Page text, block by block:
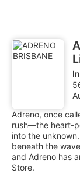
Adreno, once
rush—the heart-
into the
beneath the
and Adreno has
Store.